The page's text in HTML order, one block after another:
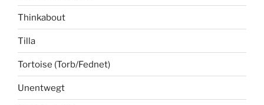
Thinkabout
Tilla
Tortoise (Torb/Fednet)
Unentwegt